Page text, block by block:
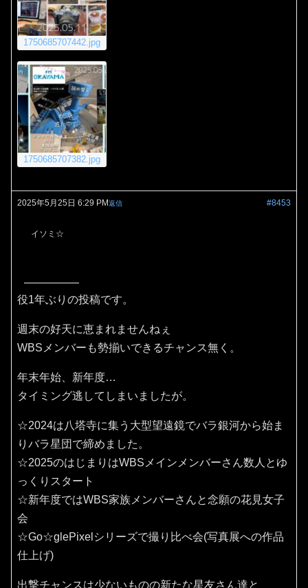
1750685707442.jpg
1750685707382.jpg
2025年5月25日 6:29 PM #8453
返信
イソミ☆
役1年ぶりの投稿です。
週末の好天に恵まれませんねぇ
WBSメンバーも勢揃いできるチャンス無く。
年末年始、新年度…
タイミング逃してしまいましたが。
☆2024は八塔寺に集う大型望遠鏡でバラ銀河から始ま
りバラ星団で締めました。
☆2025のはじまりはWBSメインメンバーさん数人とゆ
っくりスタート
☆新年度ではWBS家族メンバーさんと念願の花見女子
会
☆Go☆glePixelシリーズで撮り比べ会(写真展への作品
仕上げ)
出撃チャンスは少ないものの新たな星友さん達と